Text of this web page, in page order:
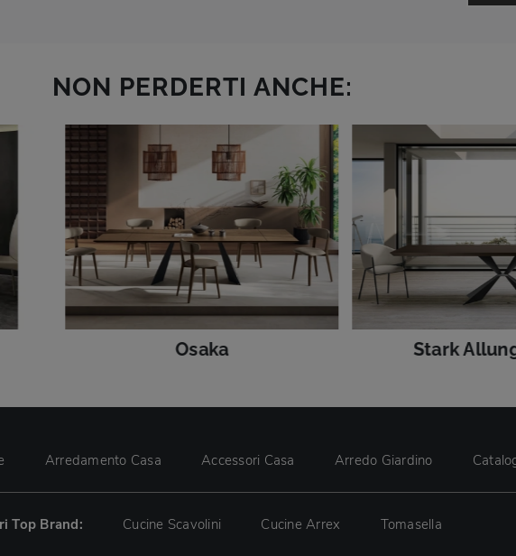
NON PERDERTI ANCHE:
Osaka Stark
Arredamento Casa Accessori Casa Arredo Giardino
Top Brand: Cucine Scavolini Cucine Arrex Tomasella